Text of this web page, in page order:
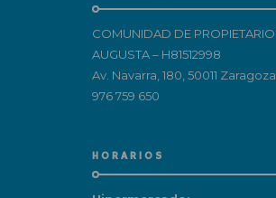
COMUNIDAD DE
AUGUSTA – H81512998
Av. Navarra, 180, 50011 Zaragoza
976 759 650
HORARIOS